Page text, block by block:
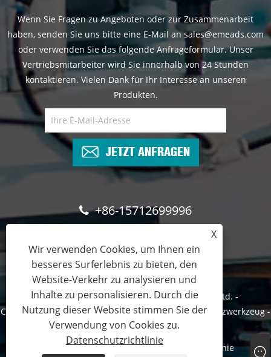
Wenn Sie Fragen zu Angeboten oder zur Zusammenarbeit
haben, senden Sie uns bitte eine E-Mail an sales@emeads.com
oder verwenden Sie das folgende Anfrageformular. Unser
Vertriebsmitarbeiter wird Sie innerhalb von 24 Stunden
kontaktieren. Vielen Dank für Ihr Interesse an unseren
Produkten.
JETZT ANFRAGEN
+86-15712699996
Copyright © 2023 Zhejiang Emeads Tools Co., Ltd. -
Crimpwerkzeug, Hydraulisches Schneidwerkzeug, Stanzwerkzeug -
Alle Rechte vorbehalten.
Sitemap RSS XML Datenschutzrichtlinie
X
Wir verwenden Cookies, um Ihnen ein
besseres Surferlebnis zu bieten, den
Website-Verkehr zu analysieren und
Inhalte zu personalisieren. Durch die
Nutzung dieser Website stimmen Sie der
Verwendung von Cookies zu.
Datenschutzrichtlinie